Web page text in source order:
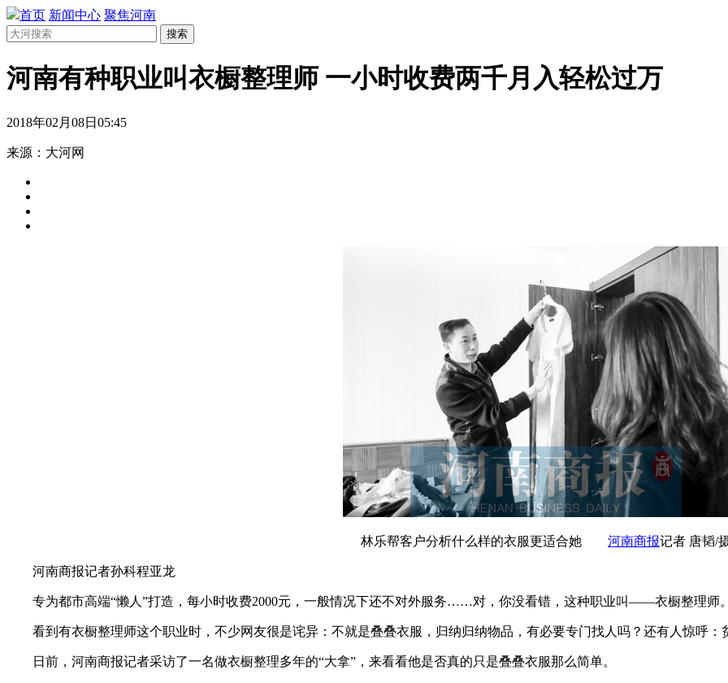
首页 新闻中心 聚焦河南
搜索
河南有种职业叫衣橱整理师 一小时收费两千月入轻松过万
2018年02月08日05:45
来源：大河网
林乐帮客户分析什么样的衣服更适合她 河南商报记者 唐韬/
河南商报记者孙科程亚龙
专为都市高端“懒人”打造，每小时收费2000元，一般情况下还不对外服务……对，你没看错，这种职业叫——衣橱整理师
看到有衣橱整理师这个职业时，不少网友很是诧异：不就是叠叠衣服，归纳归纳物品，有必要专门找人吗？还有人惊呼：
日前，河南商报记者采访了一名做衣橱整理多年的“大拿”，来看看他是否真的只是叠叠衣服那么简单。